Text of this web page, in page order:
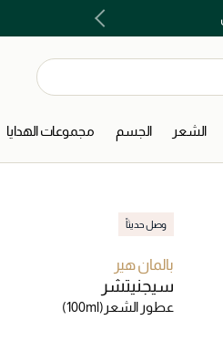
الشعر الجسم مجموعات الهدايا
وصل حديثاً
بالمان هير
سيجنيتشر
عطور الشعر (100ml)